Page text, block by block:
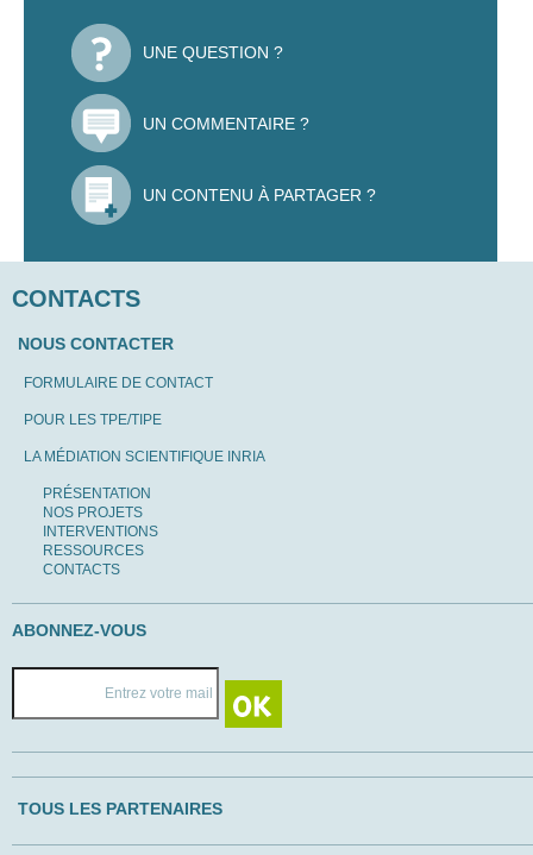
UNE QUESTION ?
UN COMMENTAIRE ?
UN CONTENU À PARTAGER ?
CONTACTS
NOUS CONTACTER
FORMULAIRE DE CONTACT
POUR LES TPE/TIPE
LA MÉDIATION SCIENTIFIQUE INRIA
PRÉSENTATION
NOS PROJETS
INTERVENTIONS
RESSOURCES
CONTACTS
ABONNEZ-VOUS
TOUS LES PARTENAIRES